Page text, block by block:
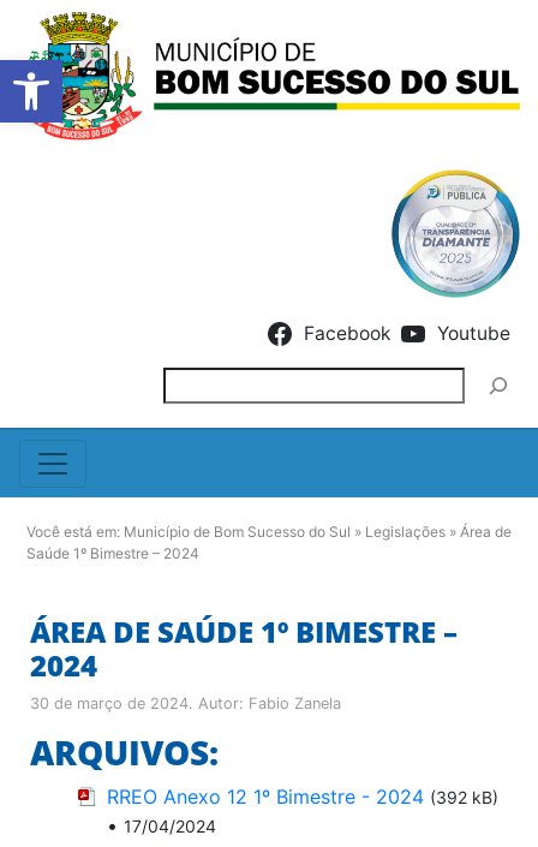
Barra de Ferramentas
Facebook Youtube
Você está em: Município de Bom Sucesso do Sul » Legislações » Área de
Saúde 1º Bimestre – 2024
ÁREA DE SAÚDE 1º BIMESTRE –
2024
30 de março de 2024. Autor: Fabio Zanela
ARQUIVOS:
RREO Anexo 12 1º Bimestre - 2024 (392 kB)
• 17/04/2024